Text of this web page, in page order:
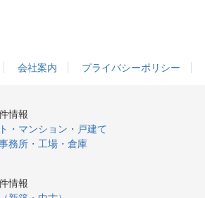
会社案内 プライバシーポリシー
情報
・マンション・戸建て
務所・工場・倉庫
情報